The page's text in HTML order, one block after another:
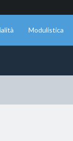
Modulistica